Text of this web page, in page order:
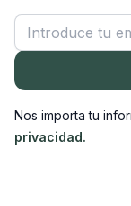
Correo
Nos importa tu
privacidad.